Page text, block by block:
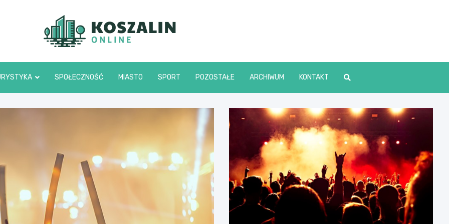
SPOŁECZNOŚĆ MIASTO SPORT POZOSTAŁE ARCHIWUM KONTAKT